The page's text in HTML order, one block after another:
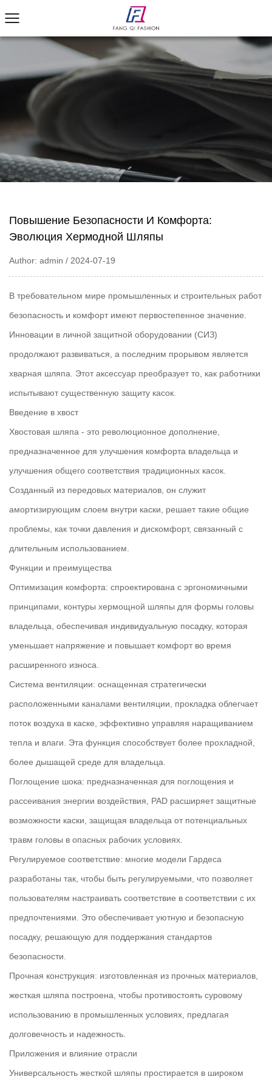
Повышение Безопасности И Комфорта:
Эволюция Хермодной Шляпы
Author: admin / 2024-07-19
В требовательном мире промышленных и строительных работ
безопасность и комфорт имеют первостепенное значение.
Инновации в личной защитной оборудовании (СИЗ)
продолжают развиваться, а последним прорывом является
хварная шляпа. Этот аксессуар преобразует то, как работники
испытывают существенную защиту касок.
Введение в хвост
Хвостовая шляпа - это революционное дополнение,
предназначенное для улучшения комфорта владельца и
улучшения общего соответствия традиционных касок.
Созданный из передовых материалов, он служит
амортизирующим слоем внутри каски, решает такие общие
проблемы, как точки давления и дискомфорт, связанный с
длительным использованием.
Функции и преимущества
Оптимизация комфорта: спроектирована с эргономичными
принципами, контуры хермощной шляпы для формы головы
владельца, обеспечивая индивидуальную посадку, которая
уменьшает напряжение и повышает комфорт во время
расширенного износа.
Система вентиляции: оснащенная стратегически
расположенными каналами вентиляции, прокладка облегчает
поток воздуха в каске, эффективно управляя наращиванием
тепла и влаги. Эта функция способствует более прохладной,
более дышащей среде для владельца.
Поглощение шока: предназначенная для поглощения и
рассеивания энергии воздействия, PAD расширяет защитные
возможности каски, защищая владельца от потенциальных
травм головы в опасных рабочих условиях.
Регулируемое соответствие: многие модели Гардеса
разработаны так, чтобы быть регулируемыми, что позволяет
пользователям настраивать соответствие в соответствии с их
предпочтениями. Это обеспечивает уютную и безопасную
посадку, решающую для поддержания стандартов
безопасности.
Прочная конструкция: изготовленная из прочных материалов,
жесткая шляпа построена, чтобы противостоять суровому
использованию в промышленных условиях, предлагая
долговечность и надежность.
Приложения и влияние отрасли
Универсальность жесткой шляпы простирается в широком